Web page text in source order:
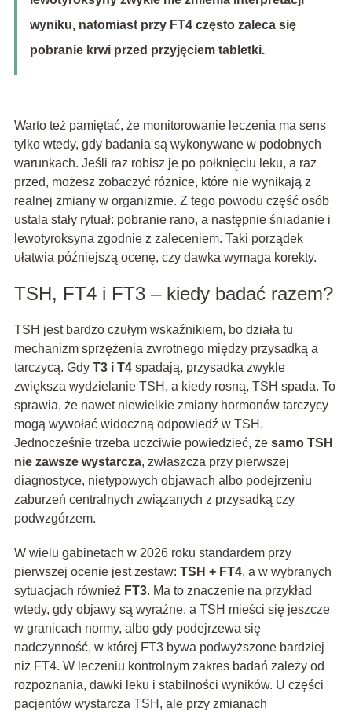
wyniku, natomiast przy FT4 często zaleca się
pobranie krwi przed przyjęciem tabletki.
Warto też pamiętać, że monitorowanie leczenia ma sens
tylko wtedy, gdy badania są wykonywane w podobnych
warunkach. Jeśli raz robisz je po połknięciu leku, a raz
przed, możesz zobaczyć różnice, które nie wynikają z
realnej zmiany w organizmie. Z tego powodu część osób
ustala stały rytuał: pobranie rano, a następnie śniadanie i
lewotyroksyna zgodnie z zaleceniem. Taki porządek
ułatwia późniejszą ocenę, czy dawka wymaga korekty.
TSH, FT4 i FT3 – kiedy badać razem?
TSH jest bardzo czułym wskaźnikiem, bo działa tu
mechanizm sprzężenia zwrotnego między przysadką a
tarczycą. Gdy T3 i T4spadają, przysadka zwykle
zwiększa wydzielanie TSH, a kiedy rosną, TSH spada. To
sprawia, że nawet niewielkie zmiany hormonów tarczycy
mogą wywołać widoczną odpowiedź w TSH.
Jednocześnie trzeba uczciwie powiedzieć, że samo TSH
nie zawsze wystarcza, zwłaszcza przy pierwszej
diagnostyce, nietypowych objawach albo podejrzeniu
zaburzeń centralnych związanych z przysadką czy
podwzgórzem.
W wielu gabinetach w 2026 roku standardem przy
pierwszej ocenie jest zestaw: TSH + FT4, a w wybranych
sytuacjach również FT3. Ma to znaczenie na przykład
wtedy, gdy objawy są wyraźne, a TSH mieści się jeszcze
w granicach normy, albo gdy podejrzewa się
nadczynność, w której FT3 bywa podwyższone bardziej
niż FT4. W leczeniu kontrolnym zakres badań zależy od
rozpoznania, dawki leku i stabilności wyników. U części
pacjentów wystarcza TSH, ale przy zmianach